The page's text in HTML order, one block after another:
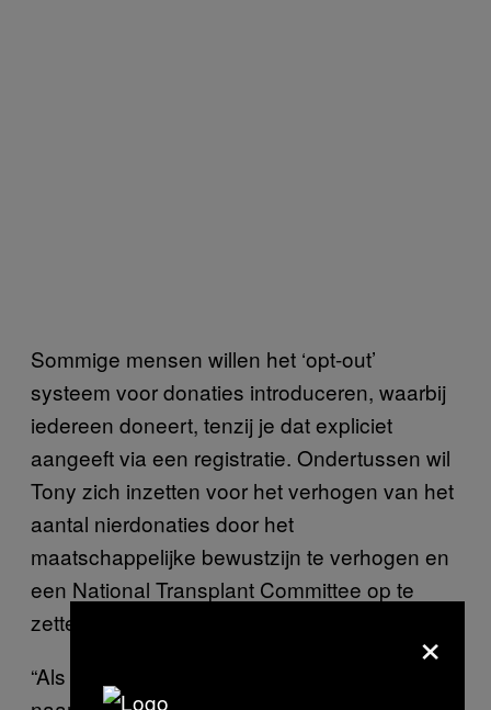
Sommige mensen willen het ‘opt-out’
systeem voor donaties introduceren, waarbij
iedereen doneert, tenzij je dat expliciet
aangeeft via een registratie. Ondertussen wil
Tony zich inzetten voor het verhogen van het
aantal nierdonaties door het
maatschappelijke bewustzijn te verhogen en
een National Transplant Committee op te
zetten.
“Als we bloed willen afstaan weten we dat we
×